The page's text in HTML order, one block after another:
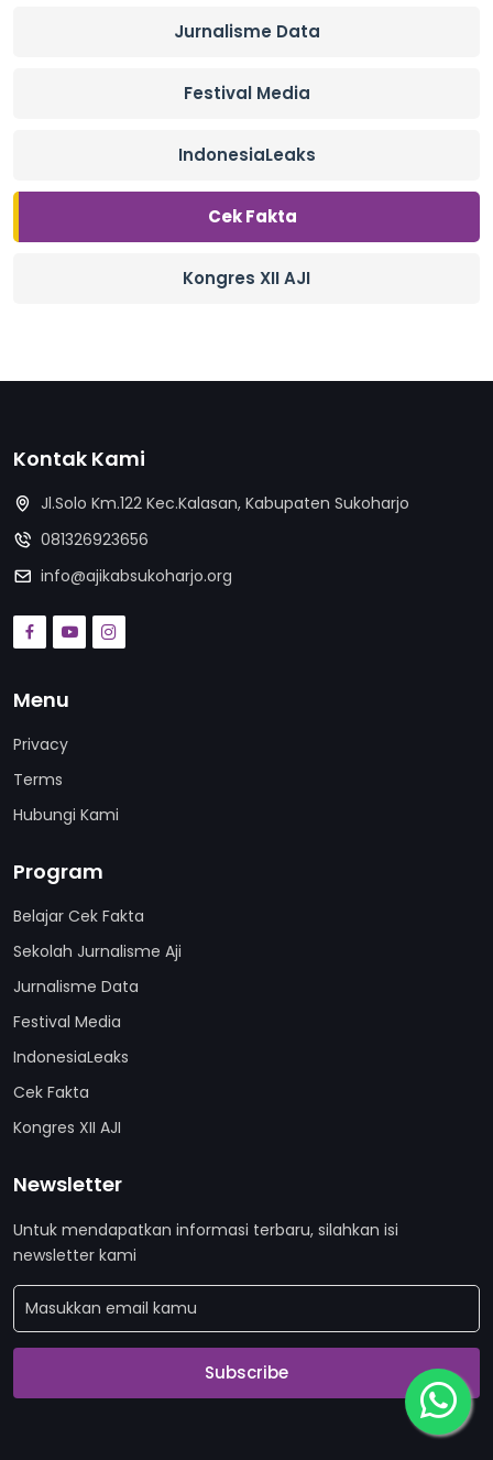
Jurnalisme Data
Festival Media
IndonesiaLeaks
Cek Fakta
Kongres XII AJI
Kontak Kami
Jl.Solo Km.122 Kec.Kalasan, Kabupaten Sukoharjo
081326923656
info@ajikabsukoharjo.org
Menu
Privacy
Terms
Hubungi Kami
Program
Belajar Cek Fakta
Sekolah Jurnalisme Aji
Jurnalisme Data
Festival Media
IndonesiaLeaks
Cek Fakta
Kongres XII AJI
Newsletter
Untuk mendapatkan informasi terbaru, silahkan isi
newsletter kami
Subscribe